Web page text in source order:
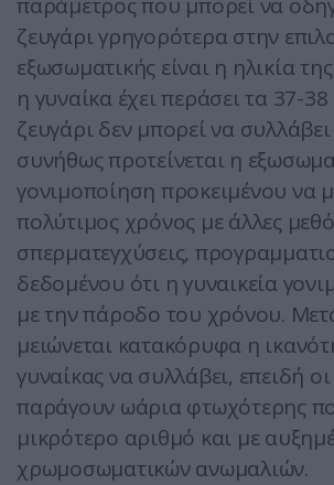
ζευγάρι γρηγορότερα στην
εξωσωματικής είναι η ηλικία
η γυναίκα έχει περάσει τα 37-38
ζευγάρι δεν μπορεί να
συνήθως προτείνεται η
γονιμοποίηση προκειμένου να
πολύτιμος χρόνος με άλλες
σπερματεγχύσεις,
δεδομένου ότι η γυναικεία
με την πάροδο του χρόνου.
μειώνεται κατακόρυφα η
γυναίκας να συλλάβει, επειδή
παράγουν ωάρια φτωχότερης
μικρότερο αριθμό και με
χρωμοσωματικών ανωμαλιών.